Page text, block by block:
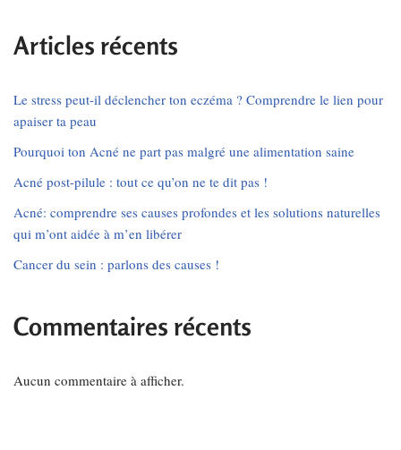
Articles récents
Le stress peut-il déclencher ton eczéma ? Comprendre le lien pour
apaiser ta peau
Pourquoi ton Acné ne part pas malgré une alimentation saine
Acné post-pilule : tout ce qu’on ne te dit pas !
Acné: comprendre ses causes profondes et les solutions naturelles
qui m’ont aidée à m’en libérer
Cancer du sein : parlons des causes !
Commentaires récents
Aucun commentaire à afficher.